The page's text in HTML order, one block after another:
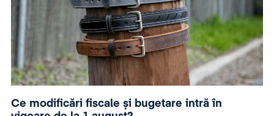
Ce modificări fiscale și bugetare intră în